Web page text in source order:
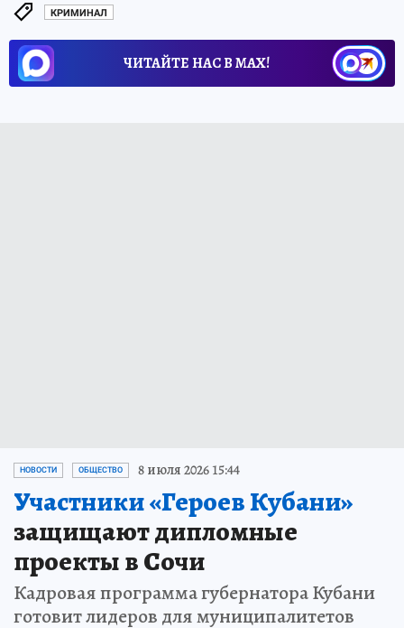
КРИМИНАЛ
ЧИТАЙТЕ НАС В МАХ!
НОВОСТИ ОБЩЕСТВО 8 июля 2026 15:44
Участники «Героев Кубани»
защищают дипломные
проекты в Сочи
Кадровая программа губернатора Кубани
готовит лидеров для муниципалитетов